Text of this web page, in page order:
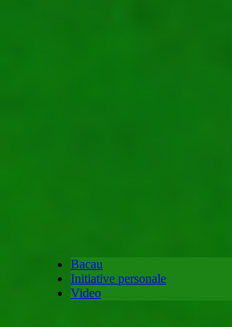
Bacau
Initiative personale
Video